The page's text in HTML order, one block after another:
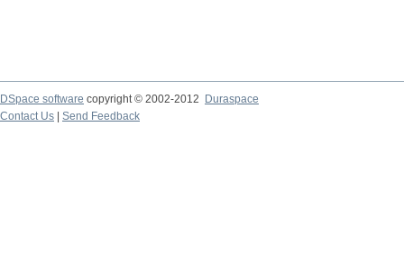
DSpace software copyright © 2002-2012
Duraspace
Contact Us
Send Feedback